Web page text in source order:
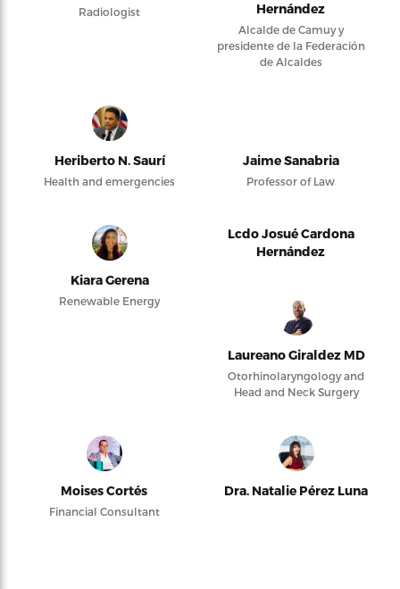
Radiologist
Hernández
Alcalde de Camuy y
presidente de la Federación
de Alcaldes
Heriberto N. Saurí
Health and emergencies
Jaime Sanabria
Professor of Law
Kiara Gerena
Renewable Energy
Lcdo Josué Cardona
Hernández
Laureano Giraldez MD
Otorhinolaryngology and
Head and Neck Surgery
Moises Cortés
Financial Consultant
Dra. Natalie Pérez Luna